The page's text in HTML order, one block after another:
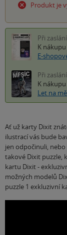
Produkt je
Při
K
E-
Při
K
Let na
Ať už karty Dixit
ilustrací vás bude
jen odpočinuli,
takové Dixit puzzle,
kartu Dixit -
možných modelů
puzzle 1 exkluzivní